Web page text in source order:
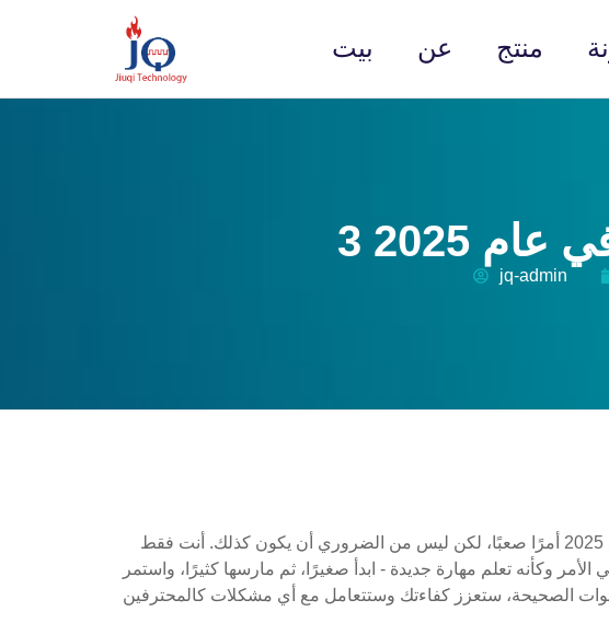
بيت عن منتج
jq-admin
وكأنه تعلم مهارة جديدة - ابدأ صغيرًا، ثم مارسها كثيرًا، واستمر